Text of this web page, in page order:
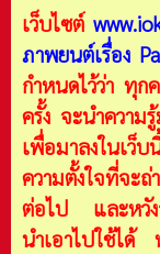
เว็บไซต์
ภาพยนต์เรื่อง
กำหนดไว้ว่า ทุก
ครั้ง จะนำความ
เพื่อมาลงในเว็บ
ความตั้งใจที่จะถ่
ต่อไป และหวัง
นำเอาไปใช้ได้